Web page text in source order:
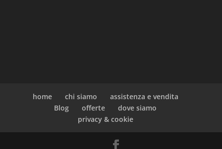
home chi siamo
assistenza e vendita
Blog
offerte
dove siamo
privacy & cookie